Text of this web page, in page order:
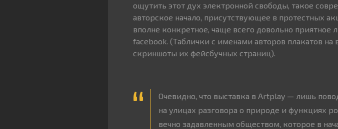
ощутить этот дух электронной свободы, такое
авторское начало, присутствующее в протестных
вполне конкретное, чаще всего довольно приятное
facebook. (Таблички с именами авторов плакатов на
скриншоты их фейсбучных страниц).
Очевидно, что выставка в Artplay — лишь
на улицах разговора о природе и функциях
вечно задавленным обществом, которое в